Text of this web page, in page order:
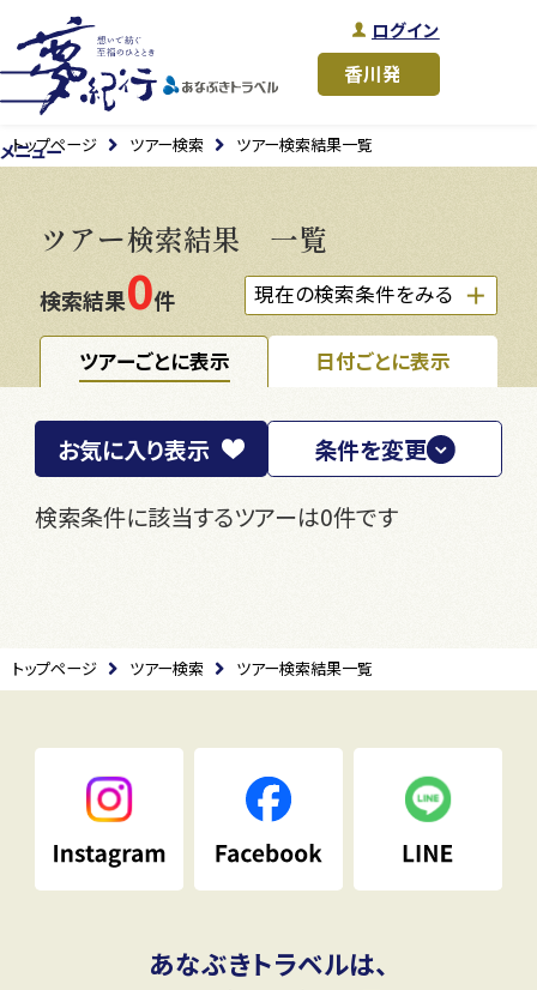
ログイン
メニュー
トップページ ツアー検索 ツアー検索結果一覧
ツアー検索結果 一覧
検索結果0件 現在の検索条件をみる
ツアーごとに表示 日付ごとに表示
検索条件に該当するツアーは0件です
お気に入り表示 条件を変更
トップページ ツアー検索 ツアー検索結果一覧
あなぶきトラベルは、